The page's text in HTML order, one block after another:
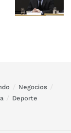
Negocios
Deporte